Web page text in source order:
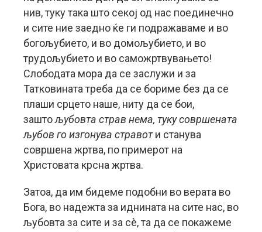
нив, туку така што секој од нас поединечно
и сите ние заедно ќе ги подражаваме и во
богољубието, и во домољубието, и во
трудољубието и во саможртвувањето!
Слободата мора да се заслужи и за
Татковината треба да се бориме без да се
плаши срцето наше, ниту да се бои,
заштољубовта страв нема, туку совршената
љубов го изгонува стравоти станува
совршена жртва, по примерот на
Христовата крсна жртва.
Затоа, да им бидеме подобни во верата во
Бога, во надежта за иднината на сите нас, во
љубовта за сите и за сè, та да се покажеме